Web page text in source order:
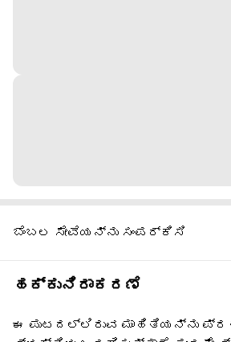
ಬೆಂಬಲ ಸೇವೆಯನ್ನು ಸಂಪರ್ಕಿಸಿ
ಹಕ್ಕುನಿರಾಕರಣೆ
ಈ ಪುಟದಲ್ಲಿರುವ ಮಾಹಿತಿಯನ್ನು